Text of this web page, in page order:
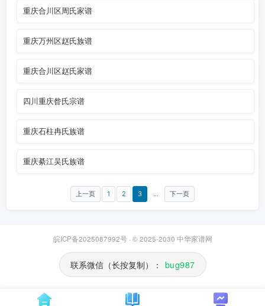
重庆合川区周氏家谱
重庆万州区赵氏族谱
重庆合川区赵氏家谱
四川重庆昝氏宗谱
重庆石柱冉氏族谱
重庆綦江吴氏族谱
上一页 1 2 3 ... 下一页
皖ICP备2025087992号· © 2025-2030 中华家谱网
联系微信（长按复制）： bug987